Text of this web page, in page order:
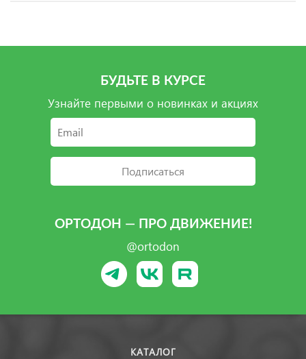
БУДЬТЕ В КУРСЕ
Узнайте первыми о новинках и акциях
Подписаться
ОРТОДОН — ПРО ДВИЖЕНИЕ!
@ortodon
КАТАЛОГ